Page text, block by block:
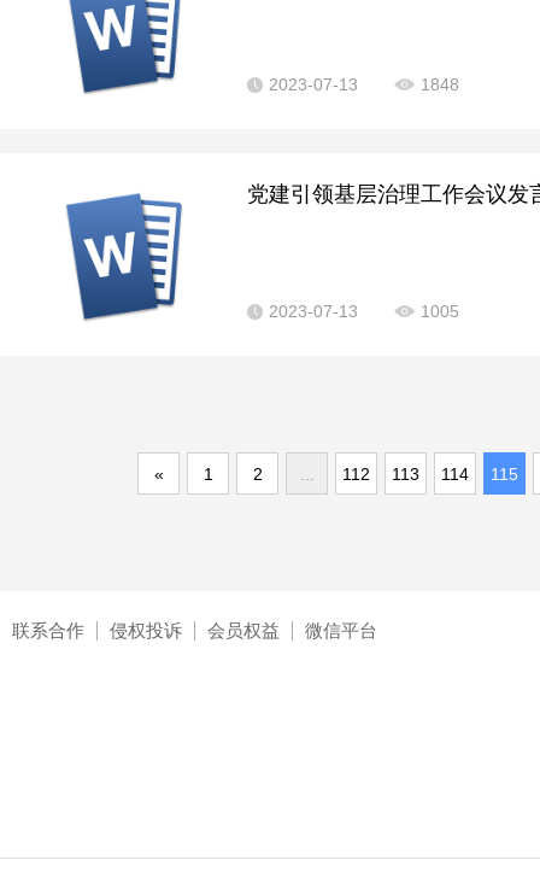
2023-07-13 1848
党建引领基层治理工作会议发
2023-07-13 1005
« 1 2 112 113 114 115
联系合作 侵权投诉 会员权益 微信平台